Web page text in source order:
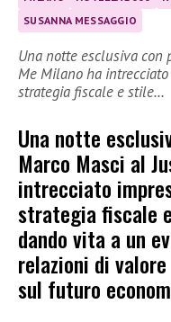
SUSANNA MESSAGGIO
Una notte esclusiva con
Me Milano ha
strategia fiscale e stile…
Una notte
Marco Masci al
intrecciato
strategia fiscale
dando vita a un
relazioni di
sul futuro